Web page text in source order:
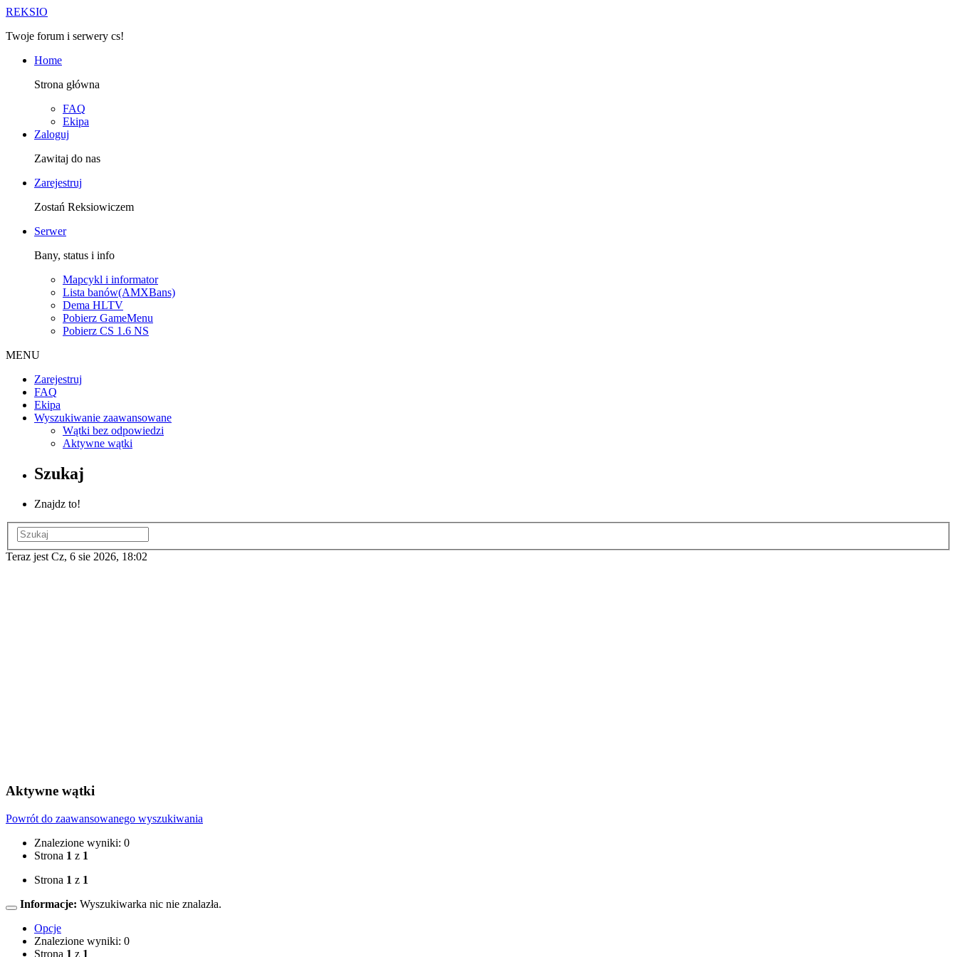
REKSIO
Twoje forum i serwery cs!
Home
Strona główna
FAQ
Ekipa
Zaloguj
Zawitaj do nas
Zarejestruj
Zostań Reksiowiczem
Serwer
Bany, status i info
Mapcykl i informator
Lista banów(AMXBans)
Dema HLTV
Pobierz GameMenu
Pobierz CS 1.6 NS
MENU
Zarejestruj
FAQ
Ekipa
Wyszukiwanie zaawansowane
Wątki bez odpowiedzi
Aktywne wątki
Szukaj
Znajdz to!
Teraz jest Cz, 6 sie 2026, 18:02
Aktywne wątki
Powrót do zaawansowanego wyszukiwania
Znalezione wyniki: 0
Strona 1 z 1
Strona 1 z 1
Informacje: Wyszukiwarka nic nie znalazła.
Opcje
Znalezione wyniki: 0
Strona 1 z 1